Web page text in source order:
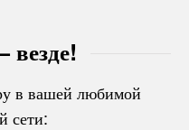
в вашей любимой
сети: